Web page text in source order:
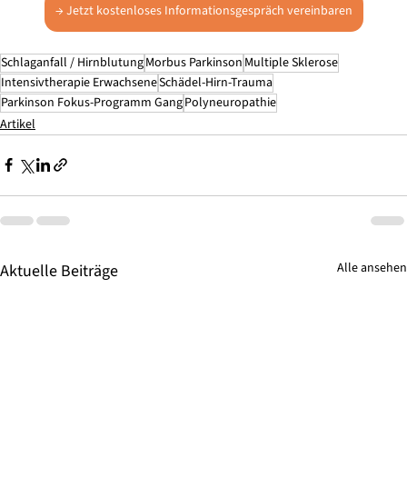
→ Jetzt kostenloses Informationsgespräch vereinbaren
Schlaganfall / HirnblutungMorbus Parkinson Multiple Sklerose
Intensivtherapie ErwachseneSchädel-Hirn-Trauma
Parkinson Fokus-Programm GangPolyneuropathie
Artikel
Aktuelle Beiträge Alle ansehen